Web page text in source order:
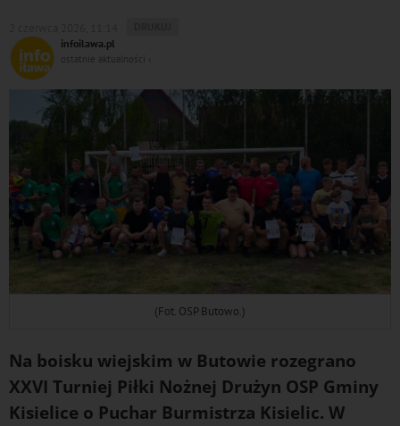
DO
infoilawa.pl
ostatnie aktualności ‹
(Fot. OSP Butowo.)
Na boisku wiejskim w Butowie rozegrano
XXVI Turniej Piłki Nożnej Drużyn OSP Gminy
Kisielice o Puchar Burmistrza Kisielic. W